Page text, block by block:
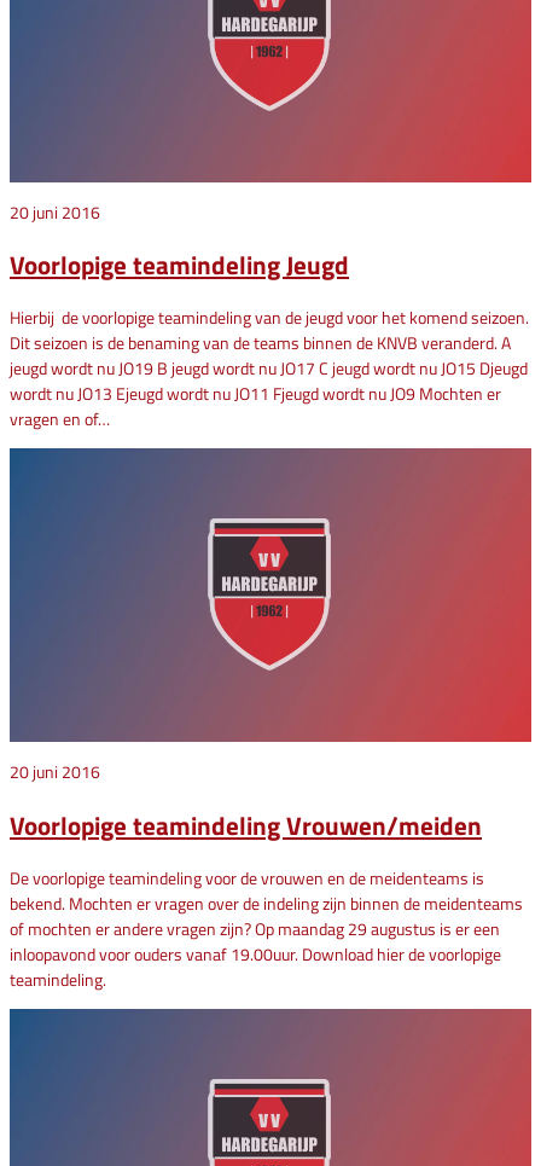
20 juni 2016
Voorlopige teamindeling Jeugd
Hierbij de voorlopige teamindeling van de jeugd voor het komend seizoen.
Dit seizoen is de benaming van de teams binnen de KNVB veranderd. A
jeugd wordt nu JO19 B jeugd wordt nu JO17 C jeugd wordt nu JO15 Djeugd
wordt nu JO13 Ejeugd wordt nu JO11 Fjeugd wordt nu JO9 Mochten er
vragen en of…
20 juni 2016
Voorlopige teamindeling Vrouwen/meiden
De voorlopige teamindeling voor de vrouwen en de meidenteams is
bekend. Mochten er vragen over de indeling zijn binnen de meidenteams
of mochten er andere vragen zijn? Op maandag 29 augustus is er een
inloopavond voor ouders vanaf 19.00uur. Download hier de voorlopige
teamindeling.